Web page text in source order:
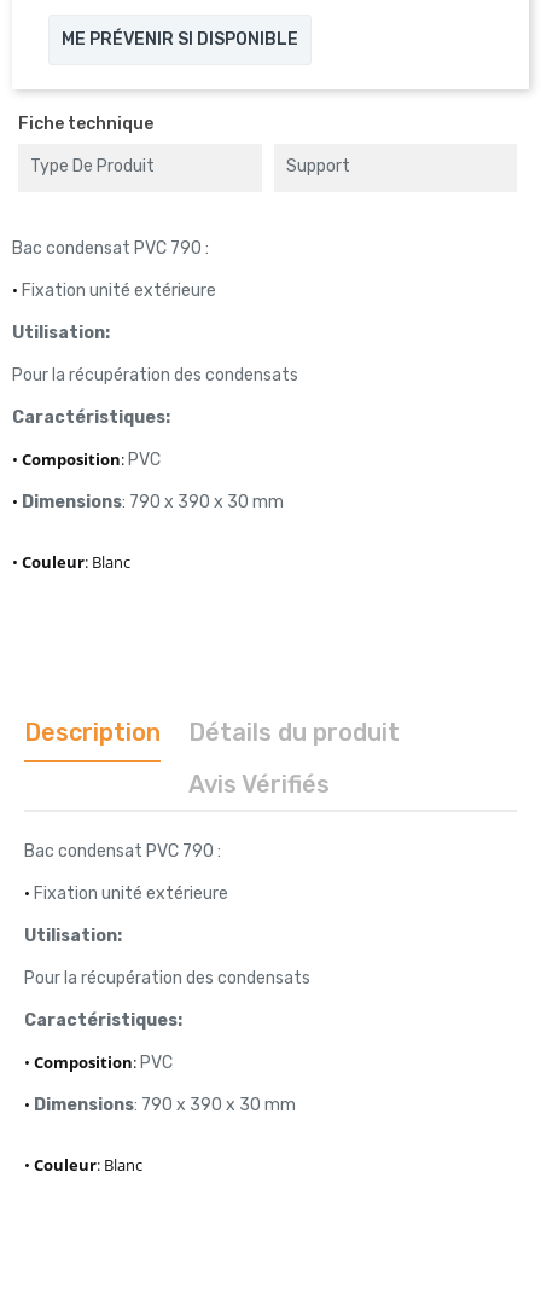
ME PRÉVENIR SI DISPONIBLE
Fiche technique
Type De Produit Support
Bac condensat PVC 790 :
• Fixation unité extérieure
Utilisation:
Pour la récupération des condensats
Caractéristiques:
• Composition: PVC
• Dimensions: 790 x 390 x 30 mm
• Couleur: Blanc
Description
Détails du produit
Avis Vérifiés
Bac condensat PVC 790 :
• Fixation unité extérieure
Utilisation:
Pour la récupération des condensats
Caractéristiques:
• Composition: PVC
• Dimensions: 790 x 390 x 30 mm
• Couleur: Blanc